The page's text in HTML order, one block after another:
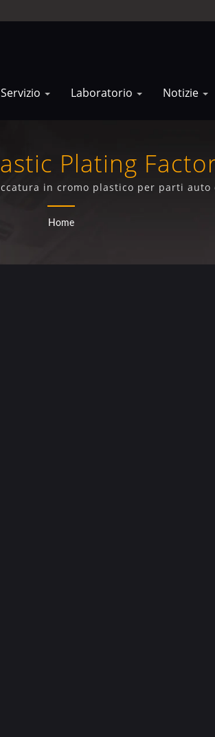
Servizio Laboratorio Notizie
Plating
in cromo plastico per parti
Home